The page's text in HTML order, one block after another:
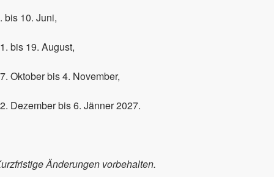
bis 10. Juni,
bis 19. August,
Oktober bis 4. November,
Dezember bis 6. Jänner 2027.
Änderungen vorbehalten.